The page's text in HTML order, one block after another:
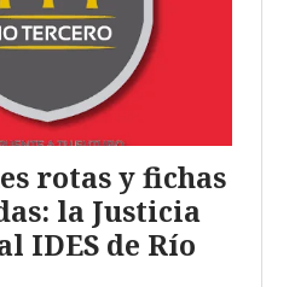
rotas y fichas
la Justicia
IDES de Río